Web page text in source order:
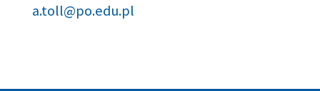
a.toll@po.edu.pl